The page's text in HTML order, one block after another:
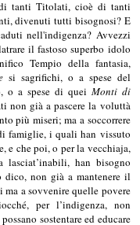
di tanti Titolati, cioè di tanti
divenuti tutti bisognosi? E
nell'indigenza? Avvezzi
il fastoso superbo idolo
Tempio della fantasia,
si sagrifichi, o a spese del
o a spese di quei Monti di
non già a pascere la voluttà
più miseri; ma a soccorrere
famiglie, i quali han vissuto
e che poi, o per la vecchiaja,
han bisogno
dico, non già a mantenere il
a sovvenire quelle povere
per l’indigenza, non
sostentare ed educare